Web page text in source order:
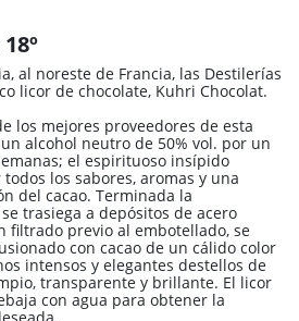
al noreste de Francia, las Destilerías
licor de chocolate, Kuhri Chocolat.
los mejores proveedores de esta
alcohol neutro de 50% vol. por un
el espirituoso insípido
los sabores, aromas y una
del cacao. Terminada la
trasiega a depósitos de acero
filtrado previo al embotellado, se
con cacao de un cálido color
intensos y elegantes destellos de
transparente y brillante. El licor
con agua para obtener la